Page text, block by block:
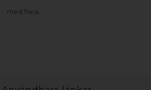
med flera…